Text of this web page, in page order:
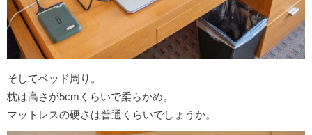
そしてベッド周り。
枕は高さが5cmくらいで柔らかめ。
マットレスの硬さは普通くらいでしょうか。